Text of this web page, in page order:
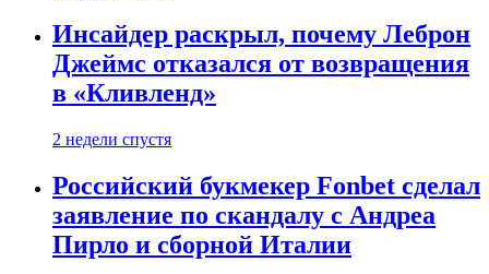
Инсайдер раскрыл, почему Леброн
Джеймс отказался от возвращения
в «Кливленд»
2 недели спустя
Российский букмекер Fonbet сделал
заявление по скандалу с Андреа
Пирло и сборной Италии